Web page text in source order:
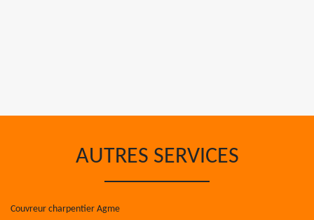
AUTRES SERVICES
Couvreur charpentier Agme